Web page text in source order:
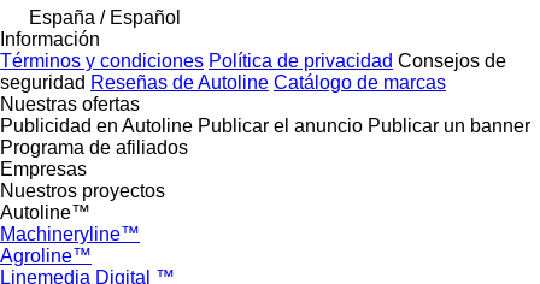
España / Español
Información
Términos y condiciones Política de privacidad Consejos de
seguridad Reseñas de Autoline Catálogo de marcas
Nuestras ofertas
Publicidad en Autoline Publicar el anuncio Publicar un banner
Programa de afiliados
Empresas
Nuestros proyectos
Autoline™
Machineryline™
Agroline™
Linemedia Digital ™